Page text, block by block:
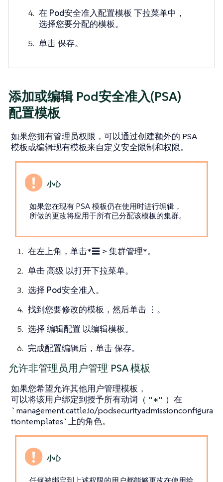
在 Pod安全准入配置模板 下拉菜单中，
选择您要分配的模板。
单击保存。
添加或编辑 Pod安全准入(PSA)
配置模板
如果您拥有管理员权限，可以通过创建额外的 PSA
模板或编辑现有模板来自定义安全限制和权限。
如果您在现有 PSA 模板仍在使用时进行编辑，
所做的更改将应用于所有已分配该模板的集群。
在左上角，单击*☰ > 集群管理*。
单击高级 以打开下拉菜单。
选择 Pod安全准入。
找到您要修改的模板，然后单击 ⋮ 。
选择 编辑配置 以编辑模板。
完成配置编辑后，单击保存。
允许非管理员用户管理 PSA 模板
如果您希望允许其他用户管理模板，
可以将该用户绑定到授予所有动词（ "*" ）在
`management.cattle.io/podsecurityadmissionconfigura
tiontemplates`上的角色。